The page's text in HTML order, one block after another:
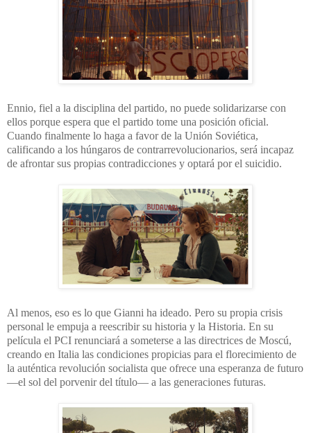
Ennio, fiel a la disciplina del partido, no puede solidarizarse con
ellos porque espera que el partido tome una posición oficial.
Cuando finalmente lo haga a favor de la Unión Soviética,
calificando a los húngaros de contrarrevolucionarios, será incapaz
de afrontar sus propias contradicciones y optará por el suicidio.
Al menos, eso es lo que Gianni ha ideado. Pero su propia crisis
personal le empuja a reescribir su historia y la Historia. En su
película el PCI renunciará a someterse a las directrices de Moscú,
creando en Italia las condiciones propicias para el florecimiento de
la auténtica revolución socialista que ofrece una esperanza de futuro
—el sol del porvenir del título— a las generaciones futuras.